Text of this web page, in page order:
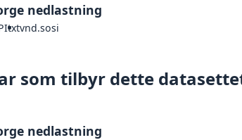
nedlastning
txtvnd.sosi
som tilbyr dette
nedlastning